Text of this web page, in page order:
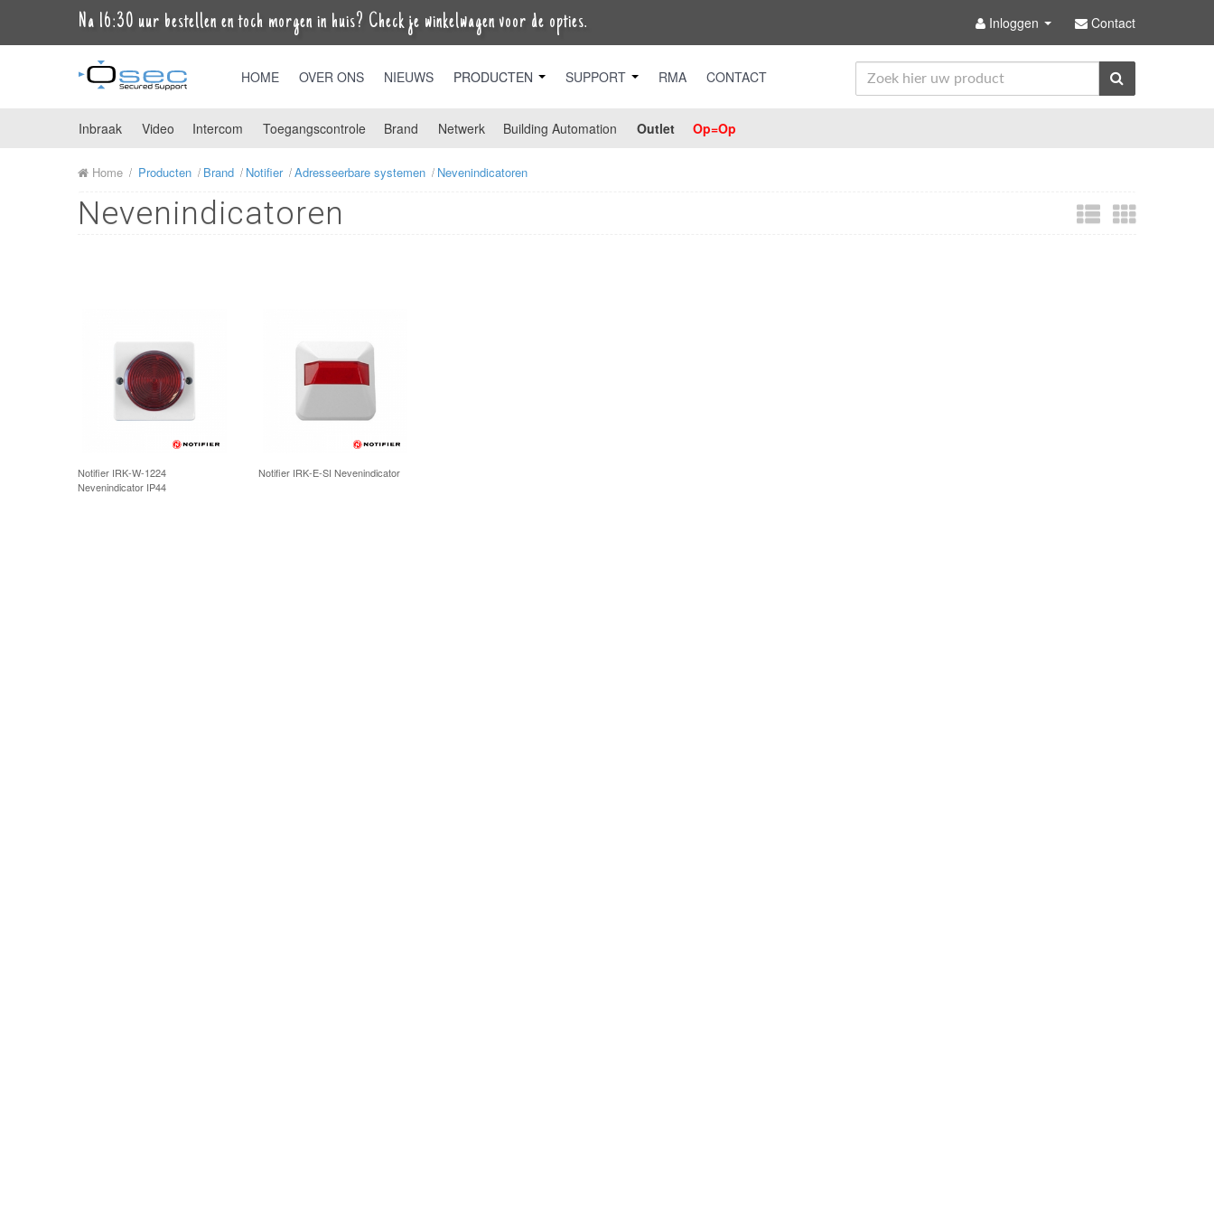
Na 16:30 uur bestellen en toch morgen in huis? Check je winkelwagen voor de opties. Inloggen Contact
HOME OVER ONS NIEUWS PRODUCTEN SUPPORT RMA CONTACT
Inbraak Video Intercom Toegangscontrole Brand Netwerk Building Automation Outlet Op=Op
Home Producten Brand Notifier Adresseerbare systemen Nevenindicatoren
Nevenindicatoren
Notifier IRK-W-1224
Nevenindicator IP44
Notifier IRK-E-SI Nevenindicator